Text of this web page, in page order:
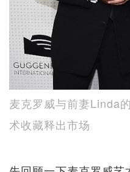
麦克罗威与前妻Linda
术收藏释出市场